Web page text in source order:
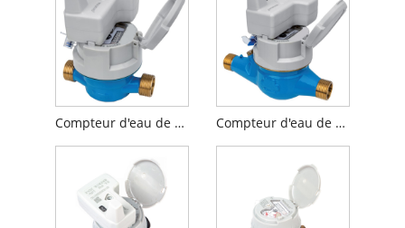
Compteur d'eau de type sec à jet unique avec pré-équipé inductif Compteur d'eau de type sec multi-jets avec inductif pré-équipé avec approbation MID